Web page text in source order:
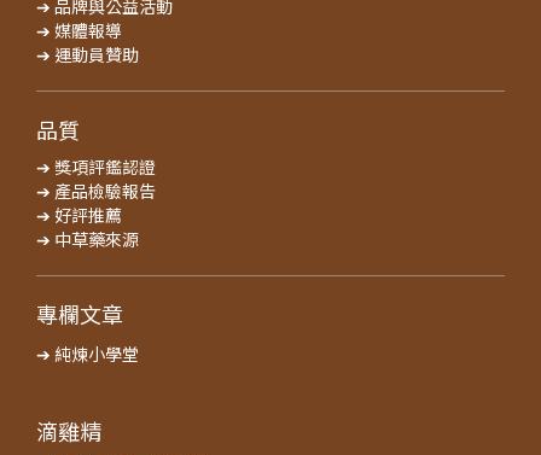
➔ 品牌與公益活動
➔ 媒體報導
➔ 運動員贊助
品質
➔ 獎項評鑑認證
➔ 產品檢驗報告
➔ 好評推薦
➔ 中草藥來源
專欄文章
➔ 純煉小學堂
滴雞精